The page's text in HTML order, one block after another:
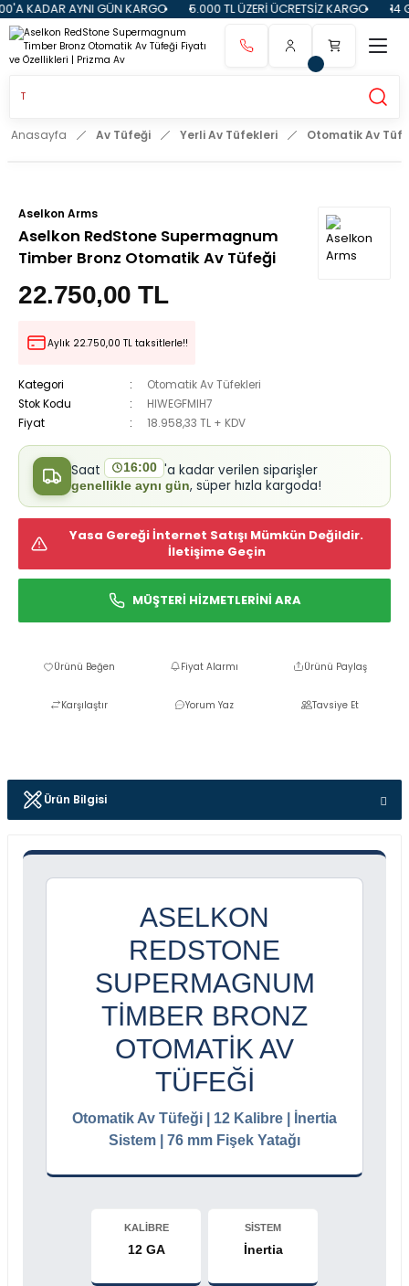
AYNI GÜN KARGO 5.000 TL ÜZERİ ÜCRETSİZ KARGO 14 GÜN
Anasayfa Av Tüfeği Yerli Av Tüfekleri Otomatik Av
Aselkon Arms
Aselkon RedStone Supermagnum
Timber Bronz Otomatik Av Tüfeği
22.750,00 TL
Aylık 22.750,00 TL taksitlerle!!
Kategori
Otomatik Av Tüfekleri
Stok Kodu
HIWEGFMIH7
Fiyat
18.958,33 TL + KDV
Saat 16:00 'a kadar verilen siparişler
genellikle aynı gün, süper hızla kargoda!
Yasa Gereği İnternet Satışı Mümkün Değildir.
İletişime Geçin
MÜŞTERİ HİZMETLERİNİ ARA
Fiyat Alarmı Ürünü Paylaş
Karşılaştır Yorum Yaz Tavsiye Et
Ürün Bilgisi
ASELKON
REDSTONE
SUPERMAGNUM
TIMBER BRONZ
OTOMATIK AV
TÜFEĞI
Otomatik Av Tüfeği | 12 Kalibre | İnertia
Sistem | 76 mm Fişek Yatağı
KALİBRE
12 GA
SİSTEM
İnertia